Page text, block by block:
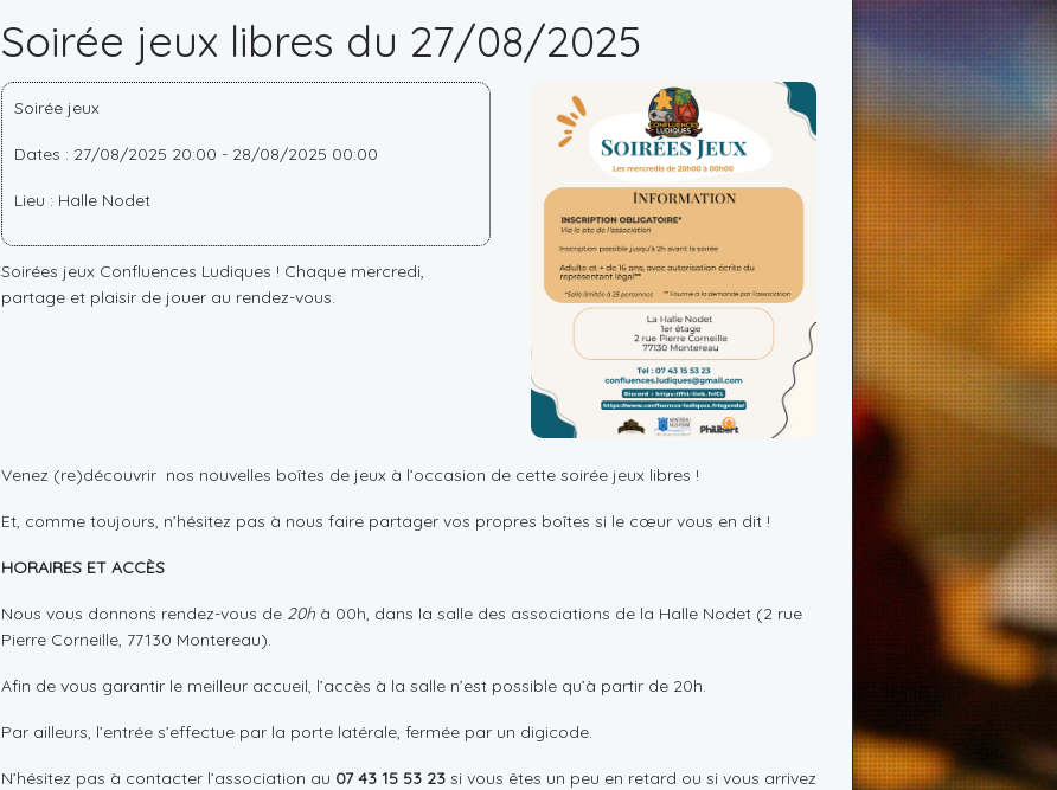
Soirée jeux libres du 27/08/2025
Soirée jeux
Dates : 27/08/2025 20:00 - 28/08/2025 00:00
Lieu : Halle Nodet
Soirées jeux Confluences Ludiques ! Chaque mercredi,
partage et plaisir de jouer au rendez-vous.
Venez (re)découvrir nos nouvelles boîtes de jeux à l’occasion de cette soirée jeux libres !
Et, comme toujours, n’hésitez pas à nous faire partager vos propres boîtes si le cœur vous en dit !
HORAIRES ET ACCÈS
Nous vous donnons rendez-vous de 20h à 00h, dans la salle des associations de la Halle Nodet (2 rue
Pierre Corneille, 77130 Montereau).
Afin de vous garantir le meilleur accueil, l’accès à la salle n’est possible qu’à partir de 20h.
Par ailleurs, l’entrée s’effectue par la porte latérale, fermée par un digicode.
N’hésitez pas à contacter l’association au 07 43 15 53 23 si vous êtes un peu en retard ou si vous arrivez